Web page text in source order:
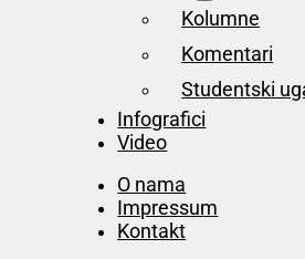
Kolumne
Komentari
Studentski
Infografici
Video
O nama
Impressum
Kontakt